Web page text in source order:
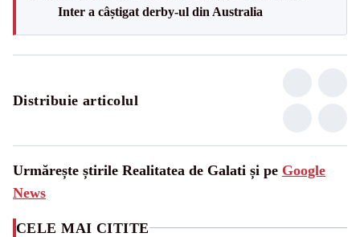
Inter a câștigat derby-ul din Australia
Distribuie articolul
Urmărește știrile Realitatea de Galati și pe Google
News
CELE MAI CITITE